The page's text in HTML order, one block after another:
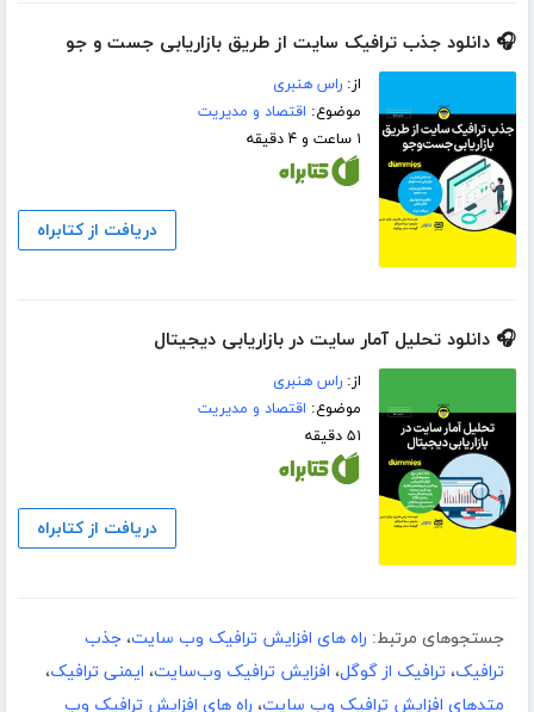
🎧 دانلود جذب ترافیک سایت از طریق بازاریابی جست و جو
از:راس هنبری
موضوع: اقتصاد و مدیریت
۱ ساعت و ۴ دقیقه
دریافت از کتابراه
🎧 دانلود تحلیل آمار سایت در بازاریابی دیجیتال
از:راس هنبری
موضوع: اقتصاد و مدیریت
۵۱ دقیقه
دریافت از کتابراه
جستجوهای مرتبط: راه های افزایش ترافیک وب سایت، جذب
ترافیک، ترافیک از گوگل، افزایش ترافیک وب‌سایت، ایمنی ترافیک،
متدهای افزایش ترافیک وب سایت، راه های افزایش ترافیک وب